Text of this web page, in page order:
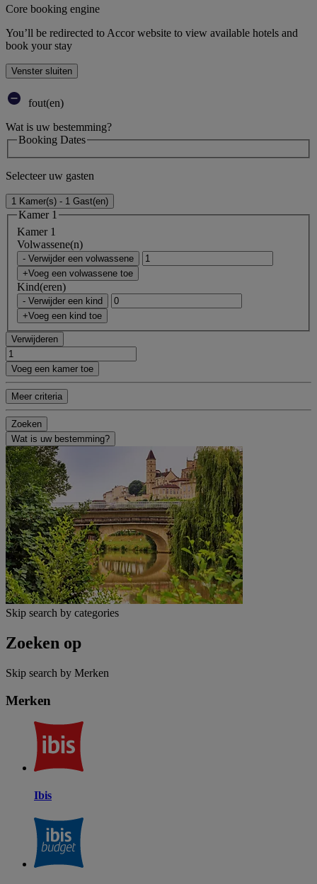
Core booking engine
You’ll be redirected to Accor website to view available hotels and
book your stay
Venster sluiten
fout(en)
Wat is uw bestemming?
Booking Dates
Selecteer uw gasten
1 Kamer(s) - 1 Gast(en)
Kamer 1
Kamer 1
Volwassene(n)
- Verwijder een volwassene
+Voeg een volwassene toe
Kind(eren)
- Verwijder een kind
+Voeg een kind toe
Verwijderen
Voeg een kamer toe
Meer criteria
Zoeken
Wat is uw bestemming?
Skip search by categories
Zoeken op
Skip search by Merken
Merken
Ibis